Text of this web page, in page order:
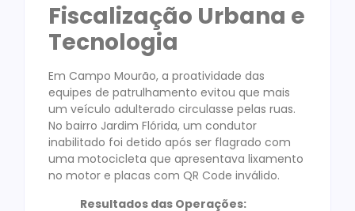
Fiscalização Urbana e
Tecnologia
Em Campo Mourão, a proatividade das
equipes de patrulhamento evitou que mais
um veículo adulterado circulasse pelas ruas.
No bairro Jardim Flórida, um condutor
inabilitado foi detido após ser flagrado com
uma motocicleta que apresentava lixamento
no motor e placas com QR Code inválido.
Resultados das Operações: